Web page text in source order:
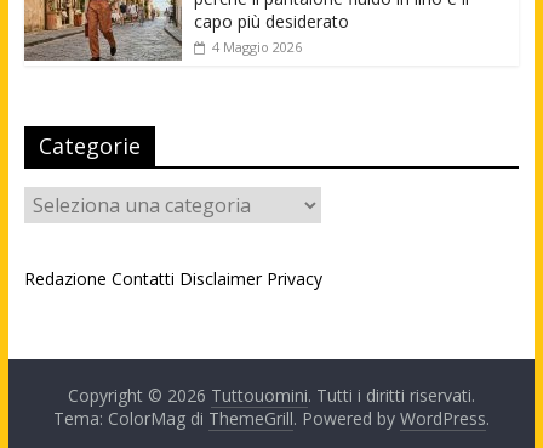
capo più desiderato
4 Maggio 2026
Categorie
Categorie
Redazione Contatti Disclaimer Privacy
Copyright © 2026 Tuttouomini. Tutti i diritti riservati.
Tema: ColorMag di ThemeGrill. Powered by WordPress.